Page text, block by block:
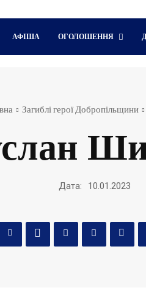
АФІША ОГОЛОШЕННЯ
Загиблі герої Добропільщини
Дата: 10.01.2023